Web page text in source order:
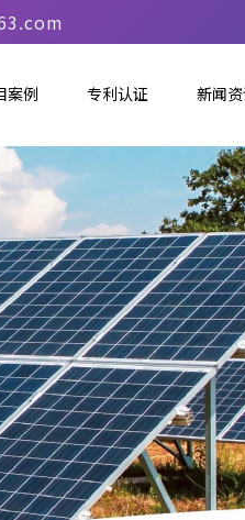
案例 专利认证 新闻